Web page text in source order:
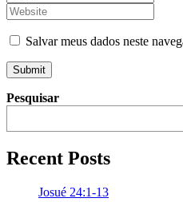
*Website
Salvar meus dados neste
Submit
Pesquisar
Recent Posts
Josué 24:1-13